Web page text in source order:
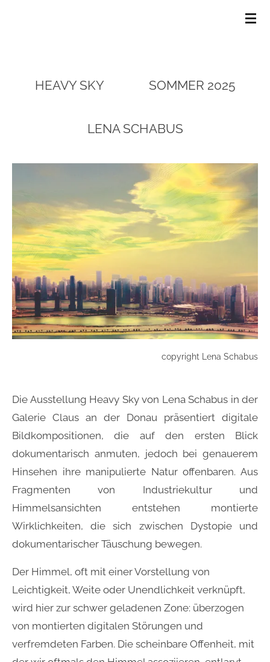
HEAVY SKY SOMMER 2025
LENA SCHABUS
copyright Lena Schabus
Die Ausstellung Heavy Sky von Lena Schabus in der
Galerie Claus an der Donau präsentiert digitale
Bildkompositionen, die auf den ersten Blick
dokumentarisch anmuten, jedoch bei genauerem
Hinsehen ihre manipulierte Natur offenbaren. Aus
Fragmenten von Industriekultur und
Himmelsansichten entstehen montierte
Wirklichkeiten, die sich zwischen Dystopie und
dokumentarischer Täuschung bewegen.
Der Himmel, oft mit einer Vorstellung von
Leichtigkeit, Weite oder Unendlichkeit verknüpft,
wird hier zur schwer geladenen Zone: überzogen
von montierten digitalen Störungen und
verfremdeten Farben. Die scheinbare Offenheit, mit